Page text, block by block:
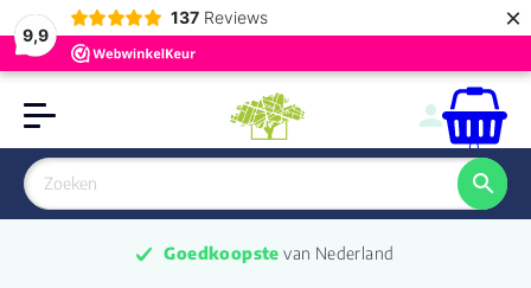
9,9
137 Reviews ×
0
Goedkoopste van Nederland